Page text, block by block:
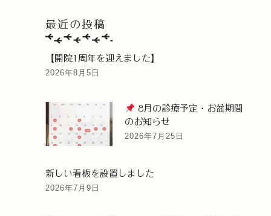
最近の投稿
【開院1周年を迎えました】
2026年8月5日
8月の診療予定・お盆期間
のお知らせ
2026年7月25日
新しい看板を設置しました
2026年7月9日